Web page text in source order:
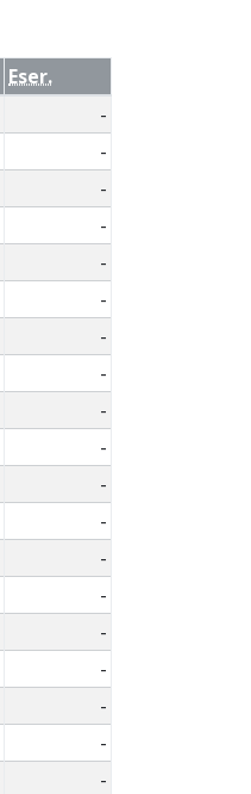
Eser.
-
-
-
-
-
-
-
-
-
-
-
-
-
-
-
-
-
-
-